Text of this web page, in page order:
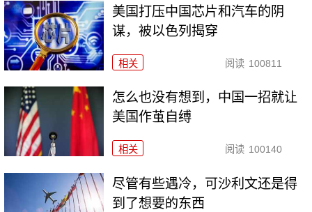
美国打压中国芯片和汽车的阴
谋，被以色列揭穿
相关 阅读 100811
怎么也没有想到，中国一招就让
美国作茧自缚
相关 阅读 100140
尽管有些遇冷，可沙利文还是得
到了想要的东西